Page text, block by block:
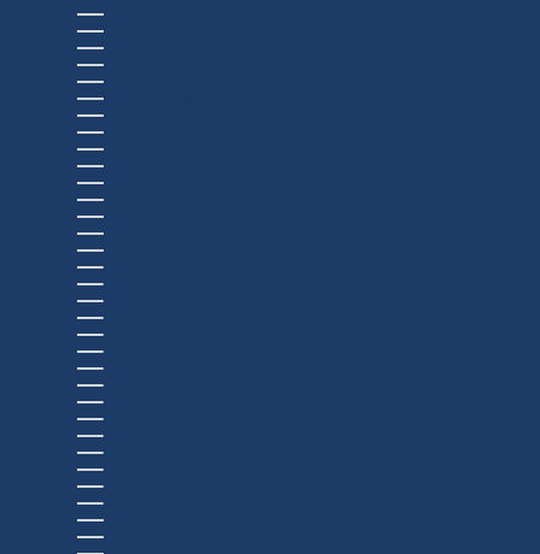
EGYPT (USD $)
EL SALVADOR (USD $)
EQUATORIAL GUINEA (USD $)
ERITREA (USD $)
ESTONIA (USD $)
ESWATINI (USD $)
ETHIOPIA (USD $)
FALKLAND ISLANDS (USD $)
FAROE ISLANDS (USD $)
FIJI (USD $)
FINLAND (USD $)
FRANCE (USD $)
FRENCH GUIANA (USD $)
FRENCH POLYNESIA (USD $)
FRENCH SOUTHERN TERRITORIES (USD $)
GABON (USD $)
GAMBIA (USD $)
GEORGIA (USD $)
GERMANY (USD $)
GHANA (USD $)
GIBRALTAR (USD $)
GREECE (USD $)
GREENLAND (USD $)
GRENADA (USD $)
GUADELOUPE (USD $)
GUATEMALA (USD $)
GUERNSEY (USD $)
GUINEA (USD $)
GUINEA-BISSAU (USD $)
GUYANA (USD $)
HAITI (USD $)
HONDURAS (USD $)